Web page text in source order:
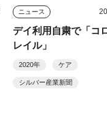
ニュース
デイ利用自粛で「コ
レイル」
2020年 ケア
シルバー産業新聞